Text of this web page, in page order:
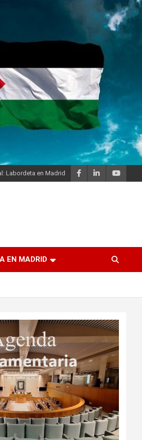
Labordeta en Madrid
EN MADRID